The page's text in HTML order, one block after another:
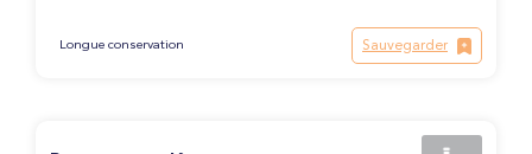
Longue conservation Sauvegarder